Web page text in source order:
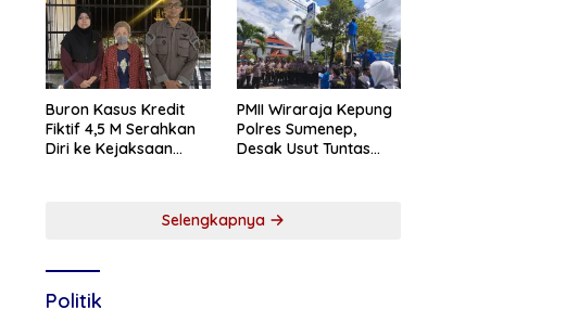
Buron Kasus Kredit
Fiktif 4,5 M Serahkan
Diri ke Kejaksaan
PMII Wiraraja Kepung
Polres Sumenep,
Desak Usut Tuntas
Selengkapnya
Politik